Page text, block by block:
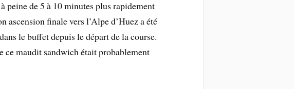
peine de 5 à 10 minutes plus rapidement
ascension finale vers l’Alpe d’Huez a été
le buffet depuis le départ de la course.
ce maudit sandwich était probablement